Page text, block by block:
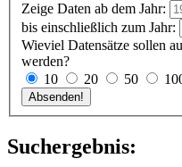
Zeige Daten ab dem Jahr:
bis einschließlich zum Jahr:
Wieviel Datensätze sollen
werden?
10
20 50
Suchergebnis: